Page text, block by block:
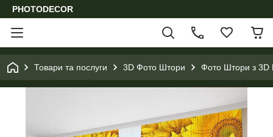
PHOTODECOR
Товари та послуги 3D Фото Штори Фото Штори з 3D